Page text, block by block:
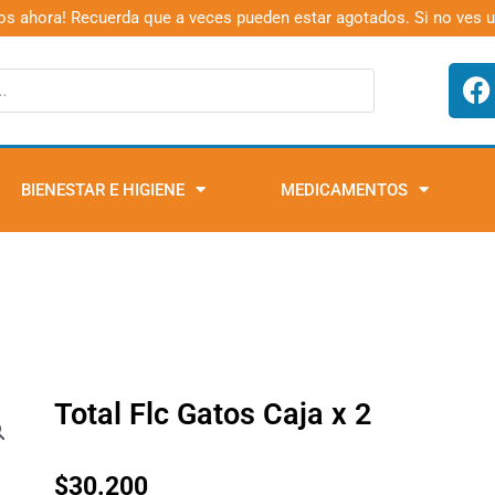
ahora! Recuerda que a veces pueden estar agotados. Si no ves
F
a
e
o
BIENESTAR E HIGIENE MEDICAMENTOS
Total Flc Gatos Caja x 2
$30.200